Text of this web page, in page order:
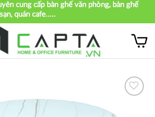
cung cấp bàn ghế văn phòng, bàn ghế
quán cafe.....